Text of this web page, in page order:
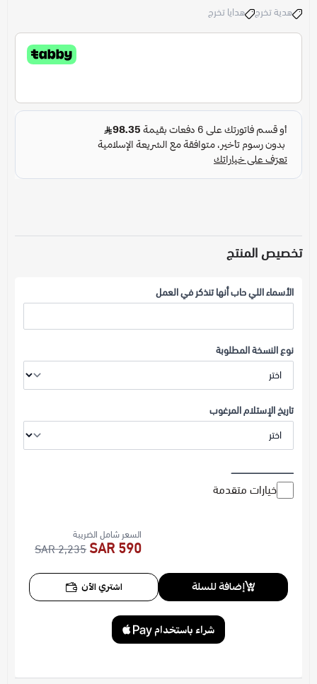
هدية تخرج هدايا تخرج
تخصيص المنتج
الأسماء اللي حاب أنها تنذكر في العمل
نوع النسخة المطلوبة
تاريخ الإستلام المرغوب
ــــــــــــــــــــــــــــــــــــــــــــ
خيارات متقدمة
السعر شامل الضريبة
590 SAR
2,235 SAR
إضافة للسلة اشتري الآن